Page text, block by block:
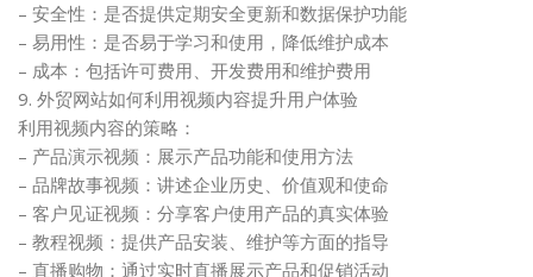
– 安全性：是否提供定期安全更新和数据保护功能
– 易用性：是否易于学习和使用，降低维护成本
– 成本：包括许可费用、开发费用和维护费用
9. 外贸网站如何利用视频内容提升用户体验
利用视频内容的策略：
– 产品演示视频：展示产品功能和使用方法
– 品牌故事视频：讲述企业历史、价值观和使命
– 客户见证视频：分享客户使用产品的真实体验
– 教程视频：提供产品安装、维护等方面的指导
– 直播购物：通过实时直播展示产品和促销活动